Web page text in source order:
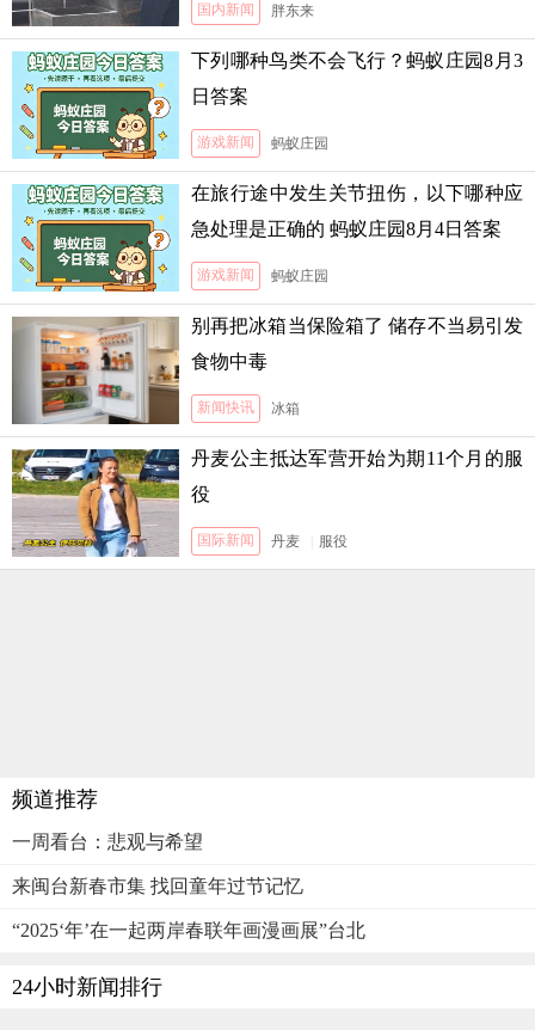
国内新闻 胖东来
下列哪种鸟类不会飞行？蚂蚁庄园8月3
日答案
游戏新闻 蚂蚁庄园
在旅行途中发生关节扭伤，以下哪种应
急处理是正确的 蚂蚁庄园8月4日答案
游戏新闻 蚂蚁庄园
别再把冰箱当保险箱了 储存不当易引发
食物中毒
新闻快讯 冰箱
丹麦公主抵达军营开始为期11个月的服
役
国际新闻 丹麦 服役
频道推荐
一周看台：悲观与希望
来闽台新春市集 找回童年过节记忆
“2025‘年’在一起两岸春联年画漫画展”台北
24小时新闻排行